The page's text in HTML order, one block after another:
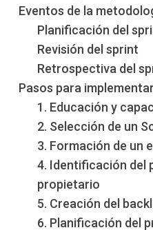
Eventos de la
Planificación del
Revisión del sprint
Retrospectiva del
Pasos para
1. Educación y
2. Selección de un
3. Formación de un
4. Identificación del
propietario
5. Creación del
6. Planificación del